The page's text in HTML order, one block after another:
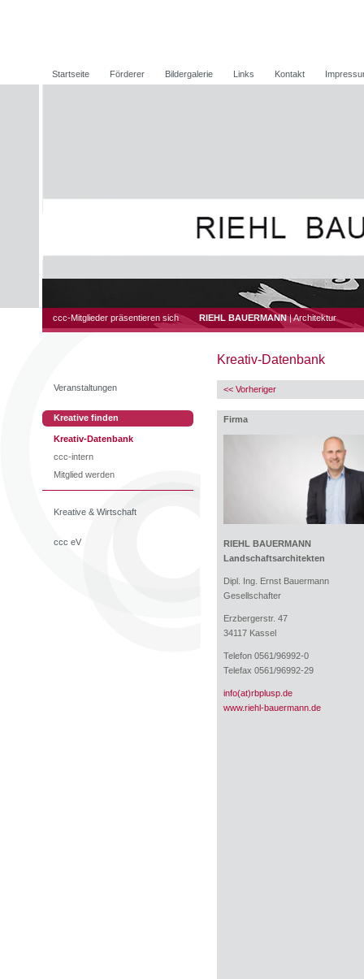
Veranstaltungen
Kreative finden
Kreativ-Datenbank
ccc-intern
Mitglied werden
Kreative & Wirtschaft
ccc eV
Kreativ-Datenbank
<< Vorheriger
Firma
RIEHL BAUERMANN
Landschaftsarchitekten
Dipl. Ing. Ernst Bauermann
Gesellschafter
Erzbergerstr. 47
34117 Kassel
Telefon 0561/96992-0
Telefax 0561/96992-29
info(at)rbplusp.de
www.riehl-bauermann.de
ccc-Mitglieder präsentieren sich RIEHL BAUERMANN|Architektur
Startseite Förderer Bildergalerie Links Kontakt